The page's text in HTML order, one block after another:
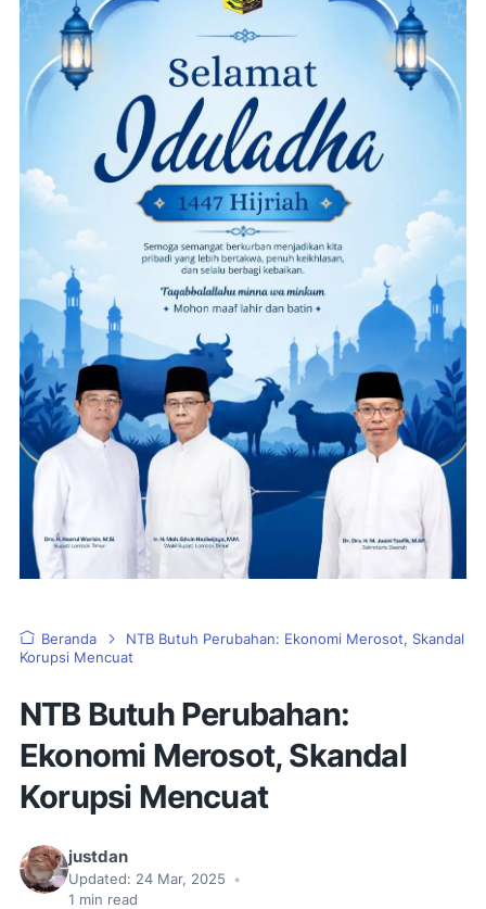
Beranda
NTB Butuh Perubahan: Ekonomi Merosot, Skandal
Korupsi Mencuat
NTB Butuh Perubahan:
Ekonomi Merosot, Skandal
Korupsi Mencuat
justdan
Updated: 24 Mar, 2025
•
1 min read